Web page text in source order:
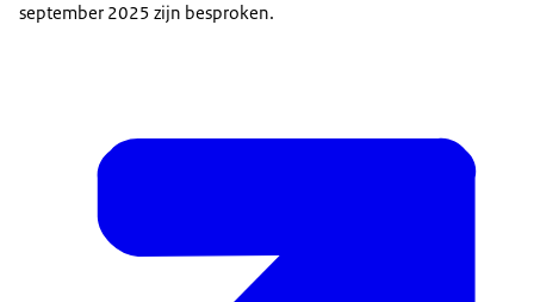
september 2025 zijn besproken.